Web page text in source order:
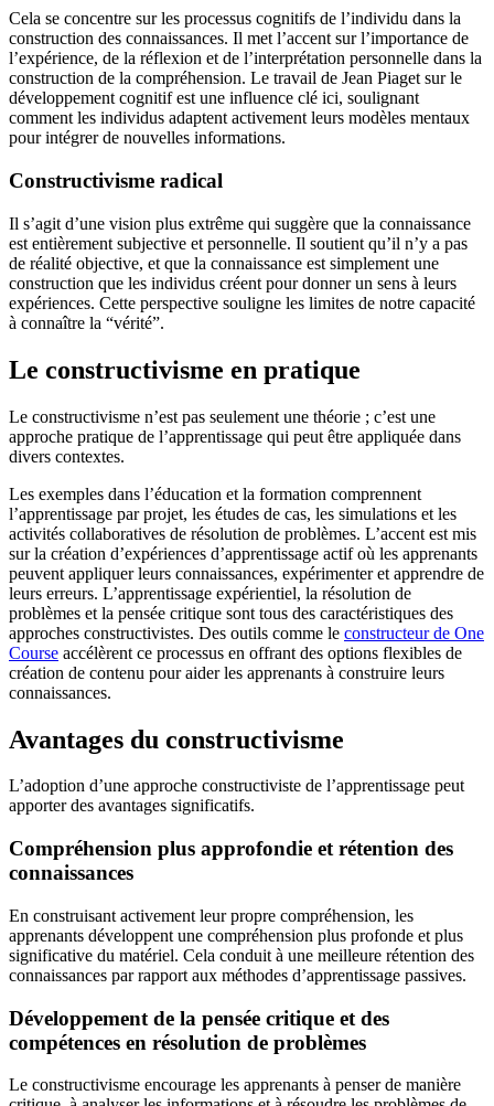
Cela se concentre sur les processus cognitifs de l’individu dans la
construction des connaissances. Il met l’accent sur l’importance de
l’expérience, de la réflexion et de l’interprétation personnelle dans la
construction de la compréhension. Le travail de Jean Piaget sur le
développement cognitif est une influence clé ici, soulignant
comment les individus adaptent activement leurs modèles mentaux
pour intégrer de nouvelles informations.
Constructivisme radical
Il s’agit d’une vision plus extrême qui suggère que la connaissance
est entièrement subjective et personnelle. Il soutient qu’il n’y a pas
de réalité objective, et que la connaissance est simplement une
construction que les individus créent pour donner un sens à leurs
expériences. Cette perspective souligne les limites de notre capacité
à connaître la “vérité”.
Le constructivisme en pratique
Le constructivisme n’est pas seulement une théorie ; c’est une
approche pratique de l’apprentissage qui peut être appliquée dans
divers contextes.
Les exemples dans l’éducation et la formation comprennent
l’apprentissage par projet, les études de cas, les simulations et les
activités collaboratives de résolution de problèmes. L’accent est mis
sur la création d’expériences d’apprentissage actif où les apprenants
peuvent appliquer leurs connaissances, expérimenter et apprendre de
leurs erreurs. L’apprentissage expérientiel, la résolution de
problèmes et la pensée critique sont tous des caractéristiques des
approches constructivistes. Des outils comme le constructeur de One
Course accélèrent ce processus en offrant des options flexibles de
création de contenu pour aider les apprenants à construire leurs
connaissances.
Avantages du constructivisme
L’adoption d’une approche constructiviste de l’apprentissage peut
apporter des avantages significatifs.
Compréhension plus approfondie et rétention des
connaissances
En construisant activement leur propre compréhension, les
apprenants développent une compréhension plus profonde et plus
significative du matériel. Cela conduit à une meilleure rétention des
connaissances par rapport aux méthodes d’apprentissage passives.
Développement de la pensée critique et des
compétences en résolution de problèmes
Le constructivisme encourage les apprenants à penser de manière